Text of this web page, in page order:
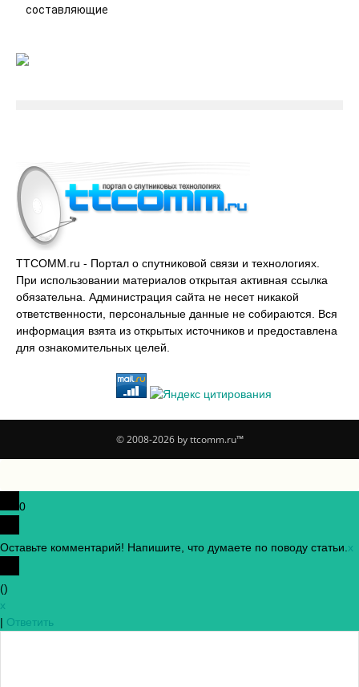
составляющие
TTCOMM.ru - Портал о спутниковой связи и технологиях.
При использовании материалов открытая активная ссылка
обязательна. Администрация сайта не несет никакой
ответственности, персональные данные не собираются. Вся
информация взята из открытых источников и предоставлена
для ознакомительных целей.
© 2008-2026 by ttcomm.ru™
0
Оставьте комментарий! Напишите, что думаете по поводу статьи. x
()
x
| Ответить